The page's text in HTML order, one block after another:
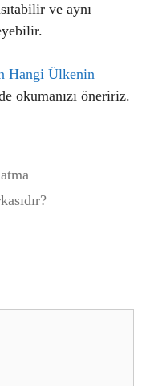
ve aynı
Hangi Ülkenin
okumanızı öneririz.